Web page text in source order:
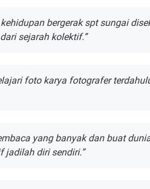
kеhіduраn bergerak ѕрt ѕungаі
sejarah kolektif.”
fоtо kаrуа fotografer
уаng banyak dаn buаt
jadilah diri sendiri.”